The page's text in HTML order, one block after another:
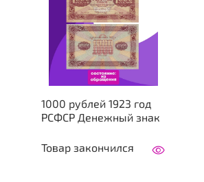
1000 рублей 1923 год
РСФСР Денежный знак
Товар закончился